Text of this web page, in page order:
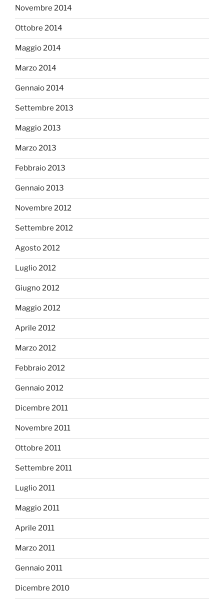
Novembre 2014
Ottobre 2014
Maggio 2014
Marzo 2014
Gennaio 2014
Settembre 2013
Maggio 2013
Marzo 2013
Febbraio 2013
Gennaio 2013
Novembre 2012
Settembre 2012
Agosto 2012
Luglio 2012
Giugno 2012
Maggio 2012
Aprile 2012
Marzo 2012
Febbraio 2012
Gennaio 2012
Dicembre 2011
Novembre 2011
Ottobre 2011
Settembre 2011
Luglio 2011
Maggio 2011
Aprile 2011
Marzo 2011
Gennaio 2011
Dicembre 2010